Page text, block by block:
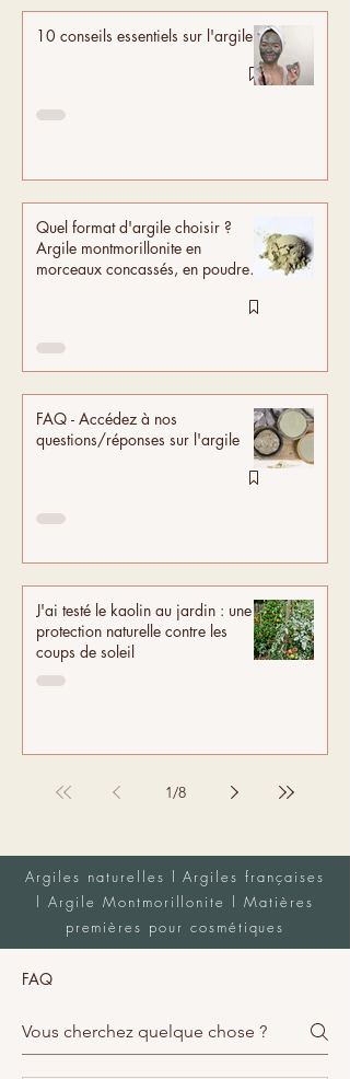
10 conseils essentiels sur l'argile
Quel format d'argile choisir ?
Argile montmorillonite en
morceaux concassés, en poudre,
FAQ - Accédez à nos
questions/réponses sur l'argile
J'ai testé le kaolin au jardin : une
protection naturelle contre les
coups de soleil
1/8
Argiles naturelles l Argiles françaises
l Argile Montmorillonite l Matières
premières pour cosmétiques
FAQ